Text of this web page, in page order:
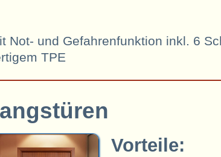
Not- und Gefahrenfunktion inkl. 6
TPE
Vorteile: